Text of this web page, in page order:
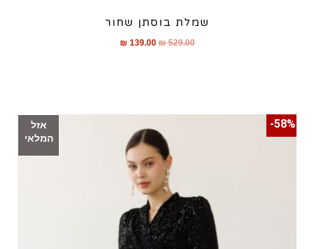
שמלת בוסתן שחור
₪529.00
₪ 139.00
אזל
המלאי
58%-